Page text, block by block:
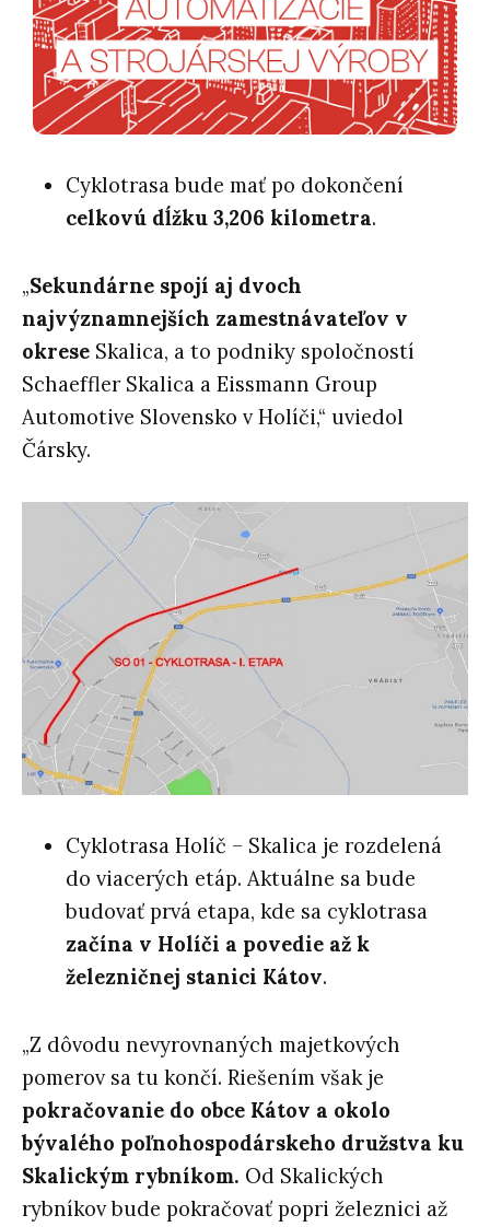
Cyklotrasa bude mať po dokončení
celkovú dĺžku 3,206 kilometra.
„Sekundárne spojí aj dvoch
najvýznamnejších zamestnávateľov v
okrese Skalica, a to podniky spoločností
Schaeffler Skalica a Eissmann Group
Automotive Slovensko v Holíči,“ uviedol
Čársky.
Cyklotrasa Holíč – Skalica je rozdelená
do viacerých etáp. Aktuálne sa bude
budovať prvá etapa, kde sa cyklotrasa
začína v Holíči a povedie až k
železničnej stanici Kátov.
„Z dôvodu nevyrovnaných majetkových
pomerov sa tu končí. Riešením však je
pokračovanie do obce Kátov a okolo
bývalého poľnohospodárskeho družstva ku
Skalickým rybníkom. Od Skalických
rybníkov bude pokračovať popri železnici až